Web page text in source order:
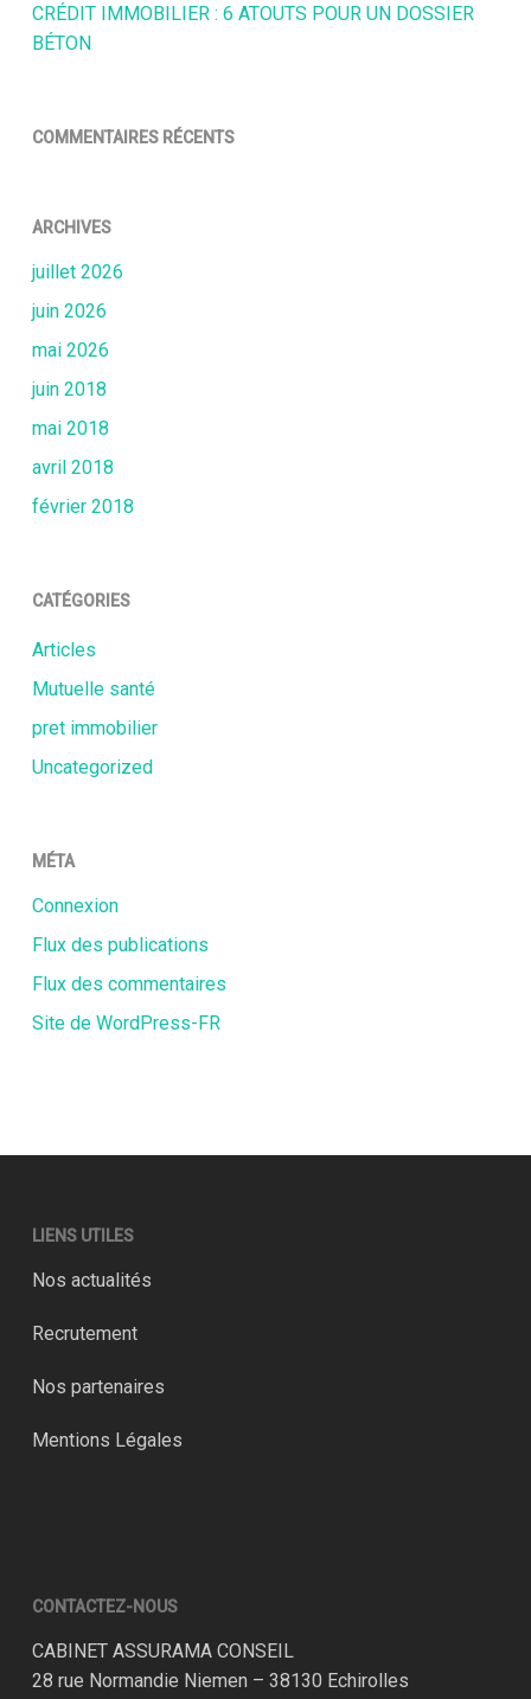
CRÉDIT IMMOBILIER : 6 ATOUTS POUR UN DOSSIER
BÉTON
COMMENTAIRES RÉCENTS
ARCHIVES
juillet 2026
juin 2026
mai 2026
juin 2018
mai 2018
avril 2018
février 2018
CATÉGORIES
Articles
Mutuelle santé
pret immobilier
Uncategorized
MÉTA
Connexion
Flux des publications
Flux des commentaires
Site de WordPress-FR
LIENS UTILES
Nos actualités
Recrutement
Nos partenaires
Mentions Légales
CONTACTEZ-NOUS
CABINET ASSURAMA CONSEIL
28 rue Normandie Niemen – 38130 Echirolles